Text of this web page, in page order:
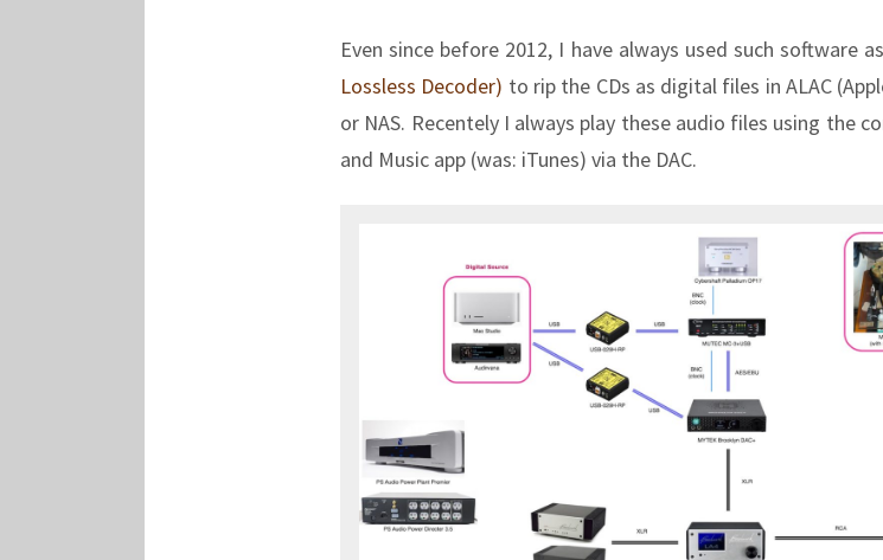
Even since before 2012, I have always used such software as
Lossless Decoder) to rip the CDs as digital files in ALAC
or NAS. Recentely I always play these audio files using the
and Music app (was: iTunes) via the DAC.